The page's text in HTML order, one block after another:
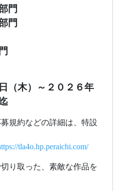
門
門
（木）～２０２６年
規約などの詳細は、特設
tla4o.hp.peraichi.com/
り取った、素敵な作品を